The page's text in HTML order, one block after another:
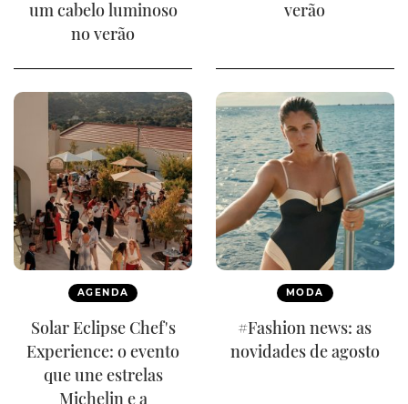
um cabelo luminoso
no verão
verão
AGENDA
Solar Eclipse Chef's
Experience: o evento
que une estrelas
Michelin e a
MODA
#Fashion news: as
novidades de agosto